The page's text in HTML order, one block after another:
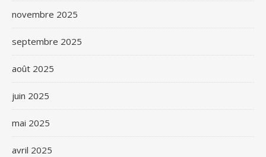
novembre 2025
septembre 2025
août 2025
juin 2025
mai 2025
avril 2025